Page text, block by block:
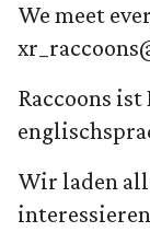
We meet
Raccoons
Wir laden